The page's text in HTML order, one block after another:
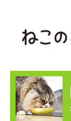
まいにちのいぬ・ねこの
なで続けている
の合図。そうな
て、イライラを
をしてきたら、